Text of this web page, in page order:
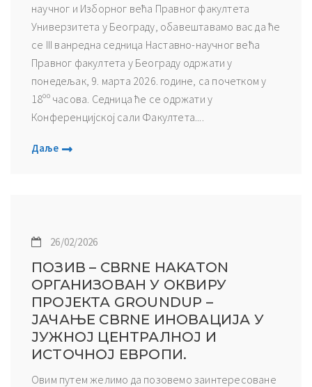
научног и Изборног већа Правног факултета
Универзитета у Београду, обавештавамо вас да ће
се III ванредна седница Наставно-научног већа
Правног факултета у Београду одржати у
понедељак, 9. марта 2026. године, са почетком у
18ºº часова. Седница ће се одржати у
Конференцијској сали Факултета....
Даље
26/02/2026
ПОЗИВ – CBRNE HAKATON
ОРГАНИЗОВАН У ОКВИРУ
ПРОЈЕКТА GROUNDUP –
ЈАЧАЊЕ CBRNE ИНОВАЦИЈА У
ЈУЖНОЈ ЦЕНТРАЛНОЈ И
ИСТОЧНОЈ ЕВРОПИ.
Овим путем желимо да позовемо заинтересоване